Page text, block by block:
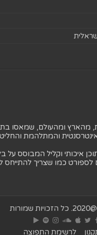
מהארץ ומהעולם, שמאסו
והמתלהמת
איכותי וקליל המבוסס על
לספורט כמו שצריך להתייחס
שמורות
לרשימת התפוצה